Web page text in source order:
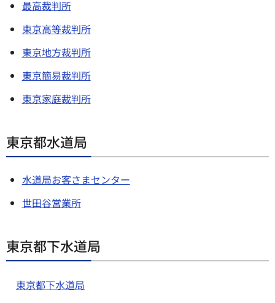
最高裁判所
東京高等裁判所
東京地方裁判所
東京簡易裁判所
東京家庭裁判所
東京都水道局
水道局お客さまセンター
世田谷営業所
東京都下水道局
東京都下水道局